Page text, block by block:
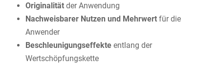
Originalitätder Anwendung
Nachweisbarer Nutzen und Mehrwertfür die
Anwender
Beschleunigungseffekteentlang der
Wertschöpfungskette